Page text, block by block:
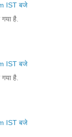
IST बजे
है.
IST बजे
है.
IST बजे